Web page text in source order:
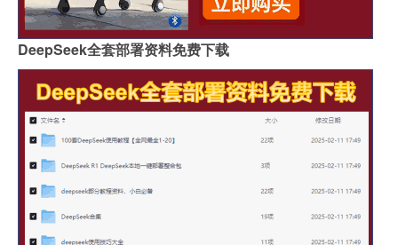
DeepSeek全套部署资料免费下载